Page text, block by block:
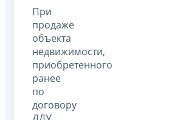
При
продаже
объекта
недвижимости,
приобретенного
ранее
по
договору